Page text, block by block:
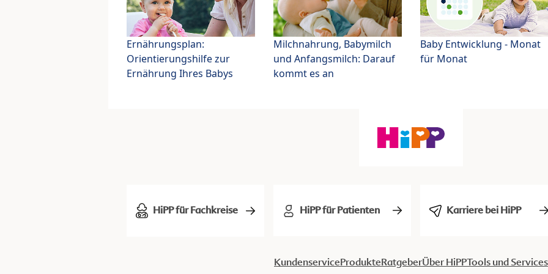
Ernährungsplan:
Orientierungshilfe zur
Ernährung Ihres Babys
Milchnahrung, Babymilch
und Anfangsmilch: Darauf
kommt es an
Baby Entwicklung - Monat
für Monat
HiPP für Fachkreise HiPP für Patienten Karriere bei HiPP
KundenserviceProdukteRatgeberÜber HiPPTools und Services